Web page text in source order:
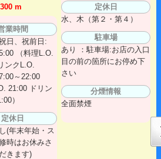
m
業時間
日、祝前日:
（料理L.O.
ンクL.O.
～22:00
21:00 ドリン
）
定休日
(年末年始・ス
時はお休みさ
きます)
定休日
水、木（第２・第４）
駐車場
あり ：駐車場:お店の入口
目の前の箇所にお停め下
さい
分煙情報
全面禁煙